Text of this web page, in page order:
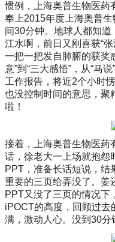
惯例，上海奥普生物医药
奉上2015年度上海奥普
间30分钟。地球人都知
江水啊，前日又刚喜获“
一把一把发自肺腑的获奖
意”到“三大感悟”，从“马
工作报告，将近2个小时
也没控制时间的意思，聚
啦！
接着，上海奥普生物医药
话，徐老大一上场就抱怨
PPT，准备长话短说，结
重要的三页给弄没了。姜
PPT又没了三页的情况下
iPOCT的高度，回顾过去
满，激动人心。没到30分